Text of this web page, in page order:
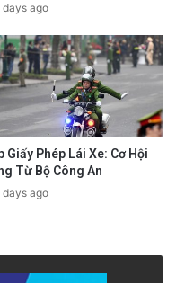
days ago
Giấy Phép Lái Xe: Cơ Hội
Từ Bộ Công An
days ago